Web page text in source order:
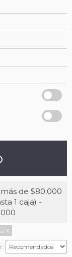
de $80.000
1 caja) -
X